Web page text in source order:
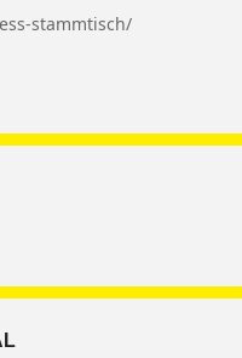
stammtisch/